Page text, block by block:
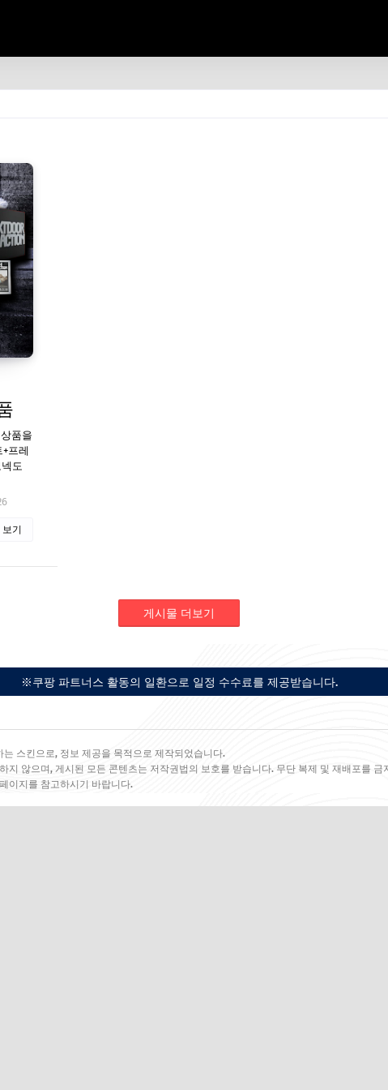
품을
프레
도
기
게시물 더보기
※쿠팡 파트너스 활동의 일환으로 일정 수수료를 제공받습니다.
스킨으로, 정보 제공을 목적으로 제작되었습니다.
지 않으며, 게시된 모든 콘텐츠는 저작권법의 보호를 받습니다. 무단 복제 및 재배포를 금
이지를 참고하시기 바랍니다.